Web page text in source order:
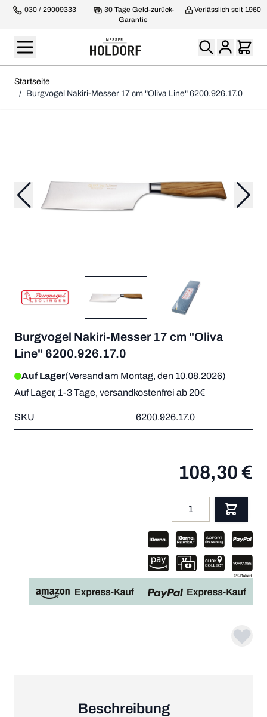
030 / 29009333
30 Tage Geld-zurück-
Garantie
Verlässlich seit 1960
Startseite
/ Burgvogel Nakiri-Messer 17 cm "Oliva Line" 6200.926.17.0
Burgvogel Nakiri-Messer 17 cm "Oliva
Line" 6200.926.17.0
Auf Lager(Versand am Montag, den 10.08.2026)
Auf Lager, 1-3 Tage, versandkostenfrei ab 20€
SKU 6200.926.17.0
108,30 €
Beschreibung